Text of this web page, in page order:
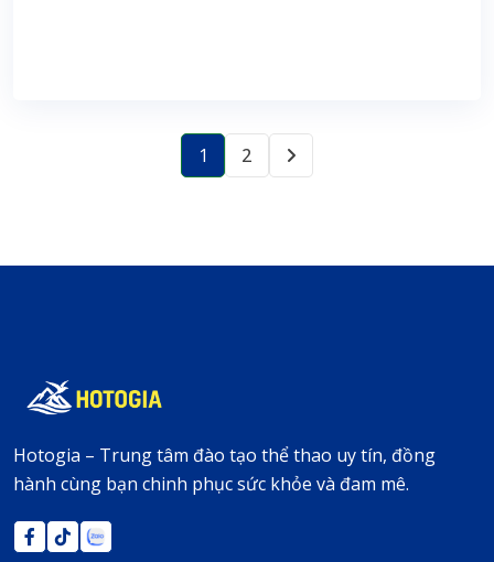
1 2
Hotogia – Trung tâm đào tạo thể thao uy tín, đồng
hành cùng bạn chinh phục sức khỏe và đam mê.